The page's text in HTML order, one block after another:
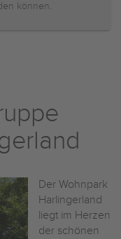
können.
Der Wohnpark
Harlingerland
liegt im Herzen
der schönen